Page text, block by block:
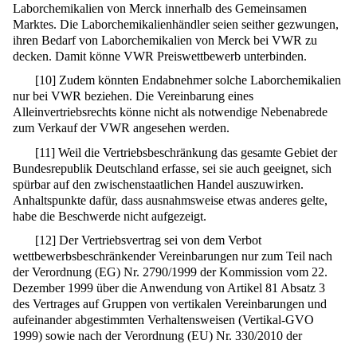
Laborchemikalien von Merck innerhalb des Gemeinsamen
Marktes. Die Laborchemikalienhändler seien seither gezwungen,
ihren Bedarf von Laborchemikalien von Merck bei VWR zu
decken. Damit könne VWR Preiswettbewerb unterbinden.
[10] Zudem könnten Endabnehmer solche Laborchemikalien
nur bei VWR beziehen. Die Vereinbarung eines
Alleinvertriebsrechts könne nicht als notwendige Nebenabrede
zum Verkauf der VWR angesehen werden.
[11] Weil die Vertriebsbeschränkung das gesamte Gebiet der
Bundesrepublik Deutschland erfasse, sei sie auch geeignet, sich
spürbar auf den zwischenstaatlichen Handel auszuwirken.
Anhaltspunkte dafür, dass ausnahmsweise etwas anderes gelte,
habe die Beschwerde nicht aufgezeigt.
[12] Der Vertriebsvertrag sei von dem Verbot
wettbewerbsbeschränkender Vereinbarungen nur zum Teil nach
der Verordnung (EG) Nr. 2790/1999 der Kommission vom 22.
Dezember 1999 über die Anwendung von Artikel 81 Absatz 3
des Vertrages auf Gruppen von vertikalen Vereinbarungen und
aufeinander abgestimmten Verhaltensweisen (Vertikal-GVO
1999) sowie nach der Verordnung (EU) Nr. 330/2010 der